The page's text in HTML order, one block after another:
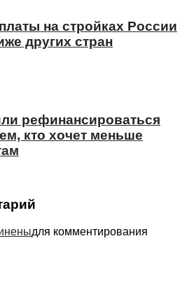
на стройках России
других стран
рефинансироваться
кто хочет меньше
для комментирования